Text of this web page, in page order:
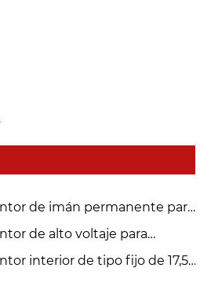
de imán permanente para
la distribución de energía?
de alto voltaje para
eléctrica?
interior de tipo fijo de 17,5